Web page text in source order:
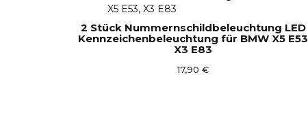
2 Stück Nummernschildbeleuchtung LED
Kennzeichenbeleuchtung für BMW X5 E53
X3 E83
17,90 €